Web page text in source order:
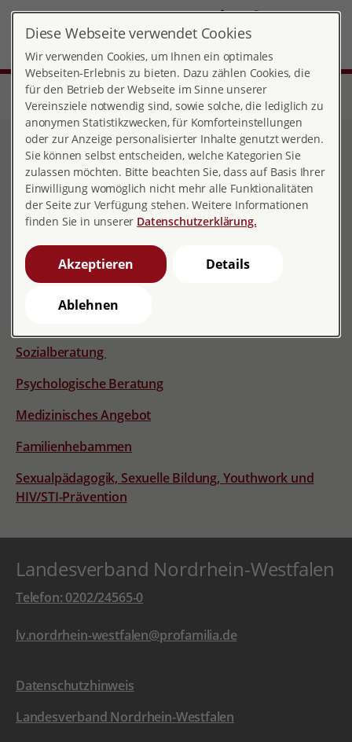
DE
Start Über pro familia Landesverbände
Nordrhein-Westfalen
Unsere Beratungsthemen und Angebote
Unsere Beratungsthemen
und Angebote
Für Jugendliche
Sozialberatung
Psychologische Beratung
Medizinisches Angebot
Familienhebammen
Sexualpädagogik, Sexuelle Bildung, Youthwork und
HIV/STI-Prävention
Landesverband Nordrhein-Westfalen
Telefon: 0202/24565-0
lv.nordrhein-westfalen@profamilia.de
Datenschutzhinweis
Landesverband Nordrhein-Westfalen
Diese Webseite verwendet Cookies
Wir verwenden Cookies, um Ihnen ein optimales
Webseiten-Erlebnis zu bieten. Dazu zählen Cookies, die
für den Betrieb der Webseite im Sinne unserer
Vereinsziele notwendig sind, sowie solche, die lediglich zu
anonymen Statistikzwecken, für Komforteinstellungen
oder zur Anzeige personalisierter Inhalte genutzt werden.
Sie können selbst entscheiden, welche Kategorien Sie
zulassen möchten. Bitte beachten Sie, dass auf Basis Ihrer
Einwilligung womöglich nicht mehr alle Funktionalitäten
der Seite zur Verfügung stehen. Weitere Informationen
finden Sie in unserer Datenschutzerklärung.
Akzeptieren Details
Ablehnen